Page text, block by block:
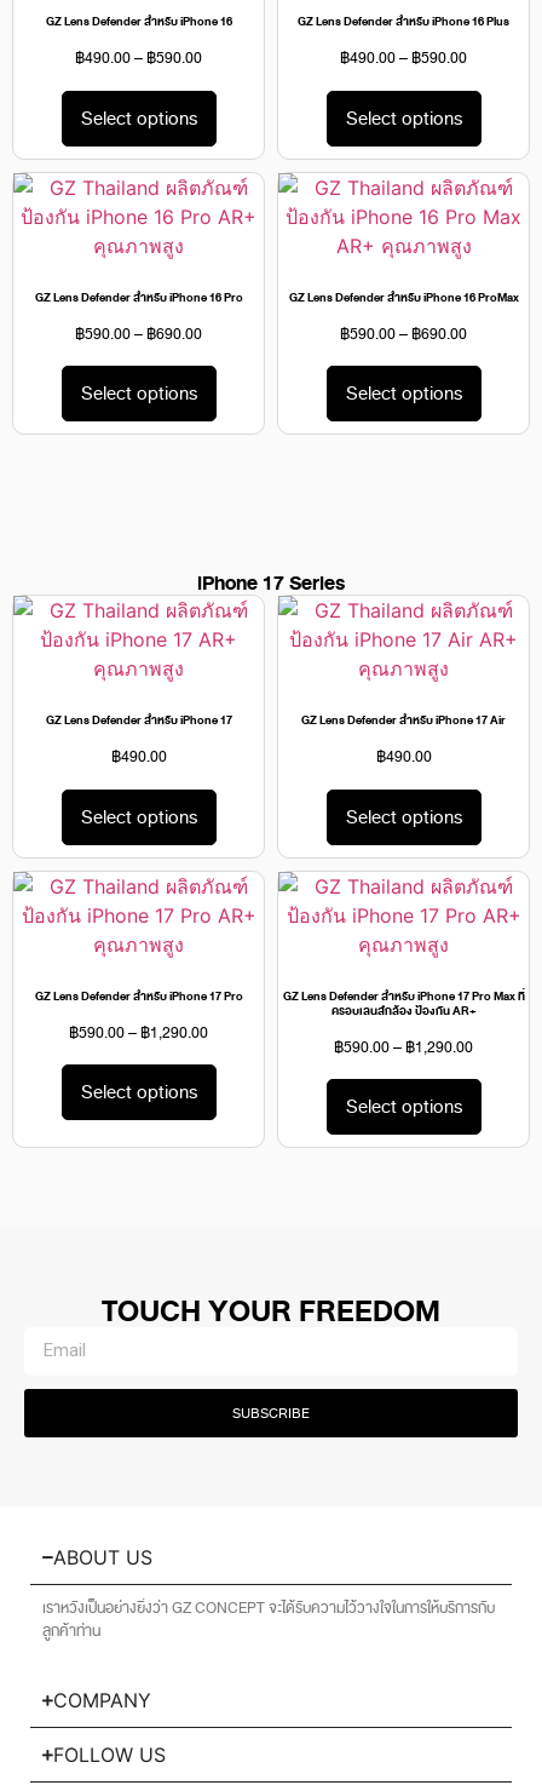
GZ Lens Defender สำหรับ iPhone 16
฿490.00–฿590.00
Select options
GZ Lens Defender สำหรับ iPhone 16 Plus
฿490.00–฿590.00
Select options
GZ Lens Defender สำหรับ iPhone 16 Pro
฿590.00–฿690.00
Select options
GZ Lens Defender สำหรับ iPhone 16 ProMax
฿590.00–฿690.00
Select options
iPhone 17 Series
GZ Lens Defender สำหรับ iPhone 17
฿490.00
Select options
GZ Lens Defender สำหรับ iPhone 17 Air
฿490.00
Select options
GZ Lens Defender สำหรับ iPhone 17 Pro
฿590.00–฿1,290.00
Select options
GZ Lens Defender สำหรับ iPhone 17 Pro Max ที่
ครอบเลนส์กล้อง ป้องกัน AR+
฿590.00–฿1,290.00
Select options
TOUCH YOUR FREEDOM
SUBSCRIBE
ABOUT US
เราหวังเป็นอย่างยิ่งว่า GZ CONCEPT จะได้รับความไว้วางใจในการให้บริการกับ
ลูกค้าท่าน
COMPANY
FOLLOW US